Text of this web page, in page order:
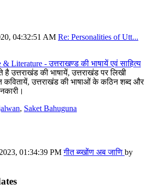
04:32:51 AM Re: Personalities of Utt...
Literature - उत्तराखण्ड की भाषायें एवं साहित्य
उत्तराखंड की भाषायें, उत्तराखंड पर लिखी
कवितायें, उत्तराखंड की भाषाओं के कठिन शब्द और
, Saket Bahuguna
01:34:39 PMगीत ब्य्खोंण अब जाणि by